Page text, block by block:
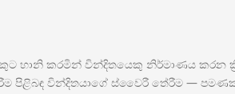
හානි කරමින් වින්දිතයෙකු නිර්මාණය කරන
පිළිබඳ වින්දිතයාගේ ස්වෛරී තේරීම — පමණක්